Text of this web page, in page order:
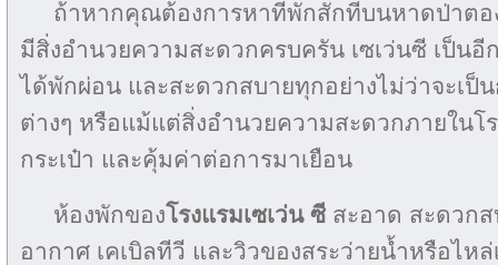
ถ้าหากคุณต้องการหาที่พักสักที่บนหาดป่าตอ
มีสิ่งอำนวยความสะดวกครบครัน เซเว่นซี เป็น
ได้พักผ่อน และสะดวกสบายทุกอย่างไม่ว่าจะเป็
ต่างๆ หรือแม้แต่สิ่งอำนวยความสะดวกภายในโ
กระเป๋า และคุ้มค่าต่อการมาเยือน
ห้องพักของโรงแรมเซเว่น ซี สะอาด สะดวก
อากาศ เคเบิลทีวี และวิวของสระว่ายน้ำหรือไห